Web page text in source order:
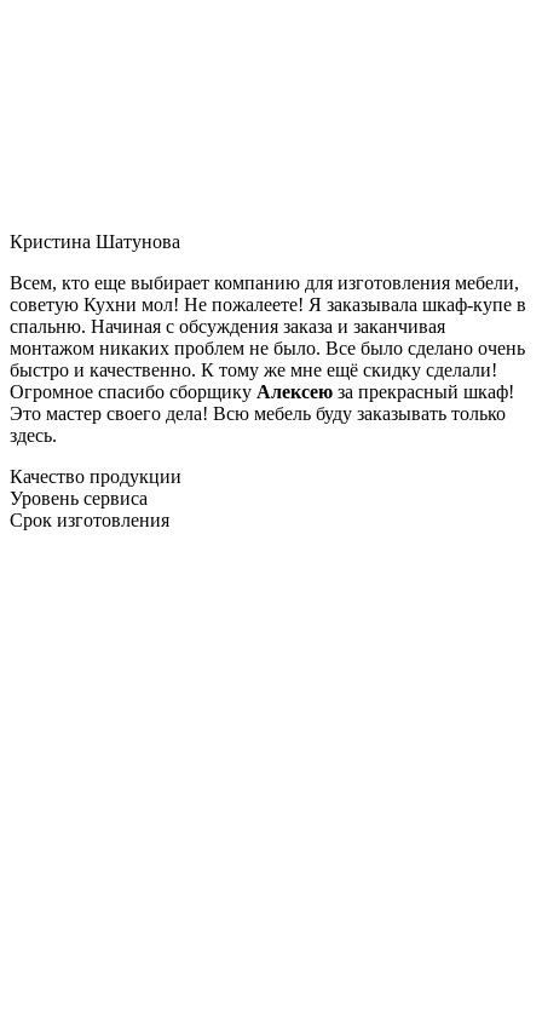
Кристина Шатунова
Всем, кто еще выбирает компанию для изготовления мебели,
советую Кухни мол! Не пожалеете! Я заказывала шкаф-купе в
спальню. Начиная с обсуждения заказа и заканчивая
монтажом никаких проблем не было. Все было сделано очень
быстро и качественно. К тому же мне ещё скидку сделали!
Огромное спасибо сборщику Алексею за прекрасный шкаф!
Это мастер своего дела! Всю мебель буду заказывать только
здесь.
Качество продукции
Уровень сервиса
Срок изготовления